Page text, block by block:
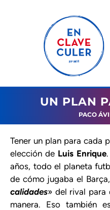
UN PLAN
PACO
Tener un plan para cada
elección de Luis Enrique
años, todo el planeta
de cómo jugaba el
calidades» del rival para
manera. Eso también